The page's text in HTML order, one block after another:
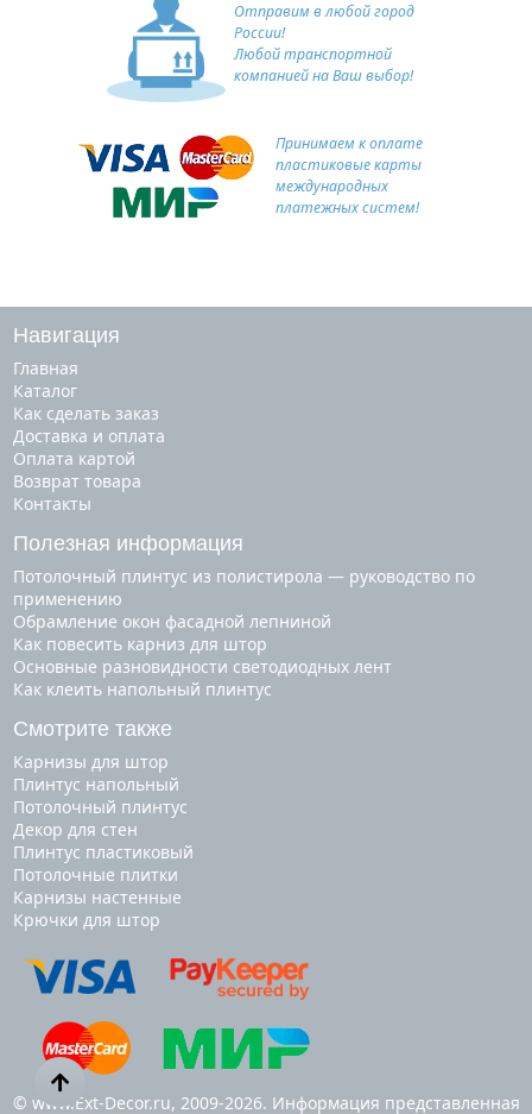
Отправим в любой город
России!
Любой транспортной
компанией на Ваш выбор!
Принимаем к оплате
пластиковые карты
международных
платежных систем!
Навигация
Главная
Каталог
Как сделать заказ
Доставка и оплата
Оплата картой
Возврат товара
Контакты
Полезная информация
Потолочный плинтус из полистирола — руководство по
применению
Обрамление окон фасадной лепниной
Как повесить карниз для штор
Основные разновидности светодиодных лент
Как клеить напольный плинтус
Смотрите также
карнизы для штор
плинтус напольный
потолочный плинтус
декор для стен
плинтус пластиковый
потолочные плитки
карнизы настенные
крючки для штор
© www.Ext-Decor.ru, 2009-2026. Информация представленная